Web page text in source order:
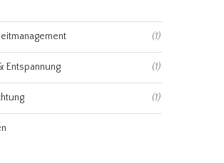
(1)
Entspannung (1)
(1)